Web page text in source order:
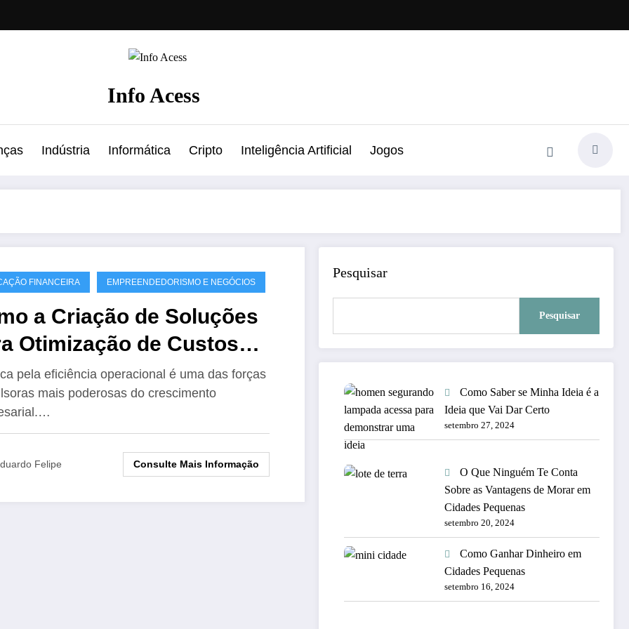
Info Acess
Indústria Informática Cripto Inteligência Artificial Jogos
FINANCEIRA EMPREENDEDORISMO E NEGÓCIOS
a Criação de Soluções
Otimização de Custos
o Crescimento
pela eficiência operacional é uma das forças
mais poderosas do crescimento
Felipe Consulte Mais Informação
Pesquisar
Pesquisar
Como Saber se Minha Ideia é a
Ideia que Vai Dar Certo
setembro 27, 2024
O Que Ninguém Te Conta
Sobre as Vantagens de Morar em
Cidades Pequenas
setembro 20, 2024
Como Ganhar Dinheiro em
Cidades Pequenas
setembro 16, 2024